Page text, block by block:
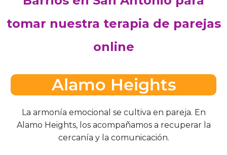
tomar nuestra terapia de parejas
online
Alamo Heights
La armonía emocional se cultiva en pareja. En
Alamo Heights, los acompañamos a recuperar la
cercanía y la comunicación.